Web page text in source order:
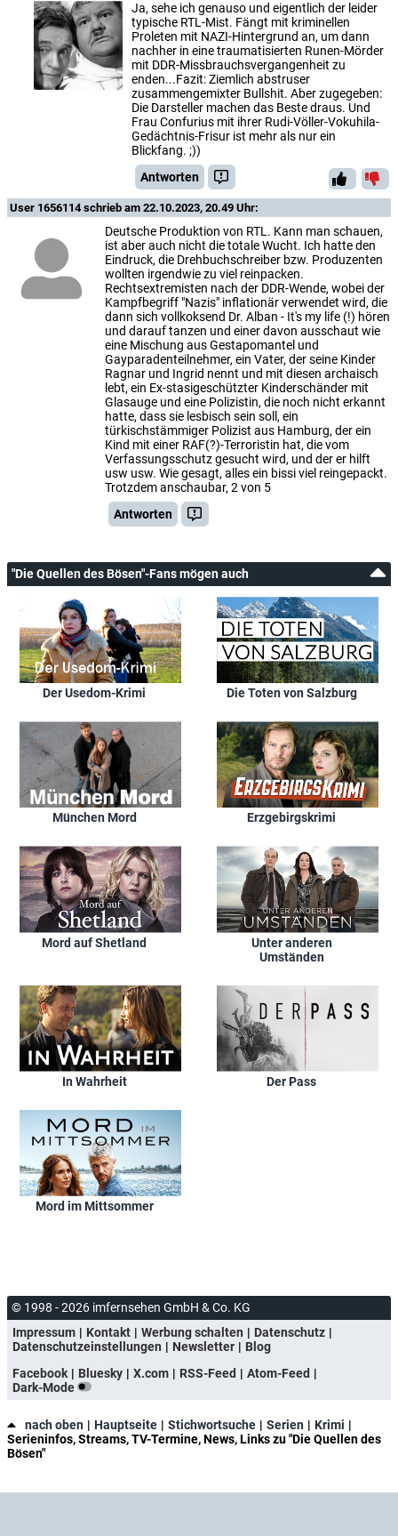
Ja, sehe ich genauso und eigentlich der leider
typische RTL-Mist. Fängt mit kriminellen
Proleten mit NAZI-Hintergrund an, um dann
nachher in eine traumatisierten Runen-Mörder
mit DDR-Missbrauchsvergangenheit zu
enden...Fazit: Ziemlich abstruser
zusammengemixter Bullshit. Aber zugegeben:
Die Darsteller machen das Beste draus. Und
Frau Confurius mit ihrer Rudi-Völler-Vokuhila-
Gedächtnis-Frisur ist mehr als nur ein
Blickfang. ;))
Antworten
User 1656114schrieb am 22.10.2023, 20.49 Uhr:
Deutsche Produktion von RTL. Kann man schauen,
ist aber auch nicht die totale Wucht. Ich hatte den
Eindruck, die Drehbuchschreiber bzw. Produzenten
wollten irgendwie zu viel reinpacken.
Rechtsextremisten nach der DDR-Wende, wobei der
Kampfbegriff "Nazis" inflationär verwendet wird, die
dann sich vollkoksend Dr. Alban - It's my life (!) hören
und darauf tanzen und einer davon ausschaut wie
eine Mischung aus Gestapomantel und
Gayparadenteilnehmer, ein Vater, der seine Kinder
Ragnar und Ingrid nennt und mit diesen archaisch
lebt, ein Ex-stasigeschützter Kinderschänder mit
Glasauge und eine Polizistin, die noch nicht erkannt
hatte, dass sie lesbisch sein soll, ein
türkischstämmiger Polizist aus Hamburg, der ein
Kind mit einer RAF(?)-Terroristin hat, die vom
Verfassungsschutz gesucht wird, und der er hilft
usw usw. Wie gesagt, alles ein bissi viel reingepackt.
Trotzdem anschaubar, 2 von 5
Antworten
"Die Quellen des Bösen"-Fans mögen auch
Der Usedom-Krimi Die Toten von Salzburg
München Mord Erzgebirgskrimi
Mord auf Shetland
Unter anderen
Umständen
In Wahrheit Der Pass
Mord im Mittsommer
© 1998 - 2026 imfernsehen GmbH & Co. KG
Impressum
Kontakt Werbung schalten
Datenschutz
Datenschutzeinstellungen
Newsletter
Blog
Facebook
Bluesky X.com RSS-Feed
Atom-Feed
Dark-Mode
nach oben Hauptseite Stichwortsuche Serien
Krimi
Serieninfos, Streams, TV-Termine, News, Links zu "Die Quellen des
Bösen"